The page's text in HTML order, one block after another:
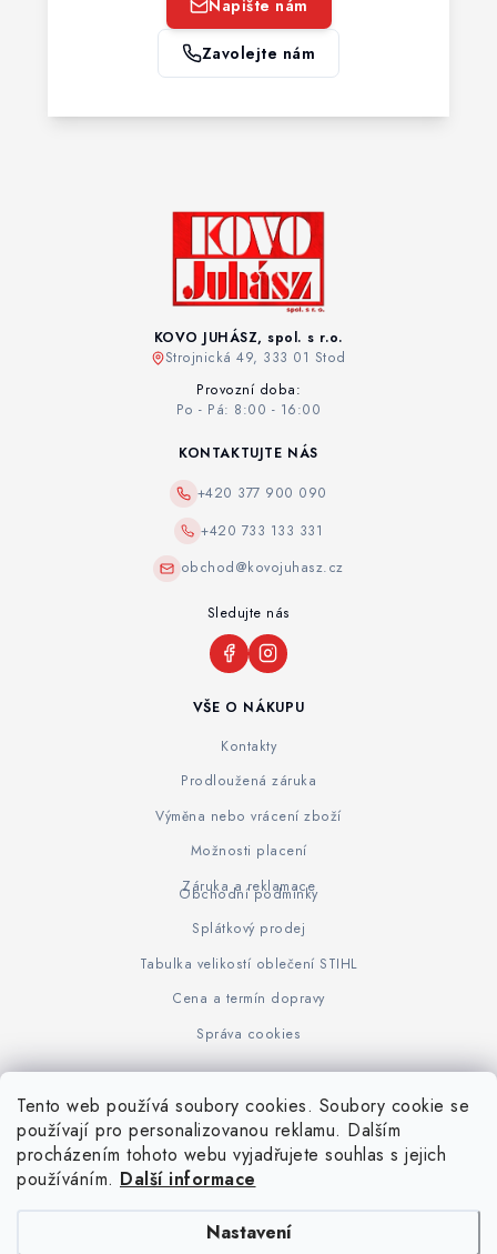
Tento web používá soubory cookies. Soubory cookie se
používají pro personalizovanou reklamu. Dalším
procházením tohoto webu vyjadřujete souhlas s jejich
používáním. Další informace
Nastavení
Napište nám
Zavolejte nám
KOVO JUHÁSZ, spol. s r.o.
Strojnická 49, 333 01 Stod
Provozní doba:
Po - Pá: 8:00 - 16:00
VŠE O NÁKUPU
Kontakty
Prodloužená záruka
Výměna nebo vrácení zboží
Možnosti placení
Záruka a reklamace
Obchodní podmínky
Splátkový prodej
Tabulka velikostí oblečení STIHL
Cena a termín dopravy
Správa cookies
KONTAKTUJTE NÁS
+420 377 900 090
+420 733 133 331
obchod@kovojuhasz.cz
Sledujte nás
www.KOVOJUHASZ.cz Výrobce STIHL STIHL Timbersport